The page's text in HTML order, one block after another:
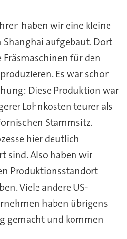
haben wir eine kleine
aufgebaut. Dort
für den
Es war schon
Diese Produktion war
Lohnkosten teurer als
Stammsitz.
hier deutlich
sind. Also haben wir
Produktionsstandort
Viele andere US-
haben übrigens
gemacht und kommen